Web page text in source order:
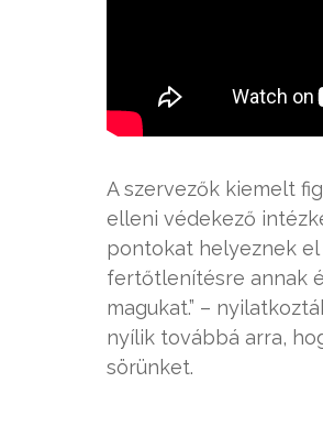
A szervezők kiemelt
elleni védekező
pontokat helyeznek el
fertőtlenítésre annak
magukat.” –
nyílik továbbá arra,
sörünket.